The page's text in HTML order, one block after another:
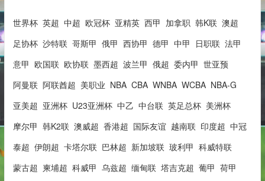
世界杯 英超 中超 欧冠杯 亚精英 西甲 加拿职 韩K联 澳超
足协杯 沙特联 哥斯甲 俄甲 西协甲 德甲 中甲 日职联 法甲
意甲 欧国联 欧协联 墨西超 波兰甲 俄超 委内甲 世亚预
阿曼联 阿联酋超 美职业 NBA CBA WNBA WCBA NBA-G
亚美超 亚洲杯 U23亚洲杯 中乙 中台联 英足总杯 美洲杯
摩尔甲 韩K2联 澳威超 香港超 国际友谊 越南联 印度超 中冠
泰超 伊朗超 卡塔尔联 巴林超 新加坡联 玻利甲 科威特联
蒙古超 柬埔超 科威甲 乌兹超 缅甸联 塔吉克超 葡甲 荷甲